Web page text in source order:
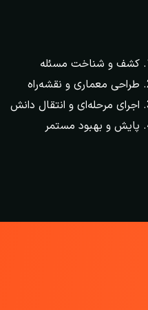
کشف و شناخت مسئله
طراحی معماری و نقشه‌راه
اجرای مرحله‌ای و انتقال دانش
پایش و بهبود مستمر